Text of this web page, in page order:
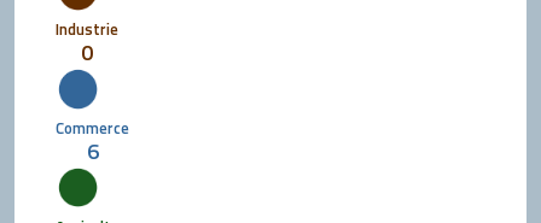
Industrie
0
Commerce
6